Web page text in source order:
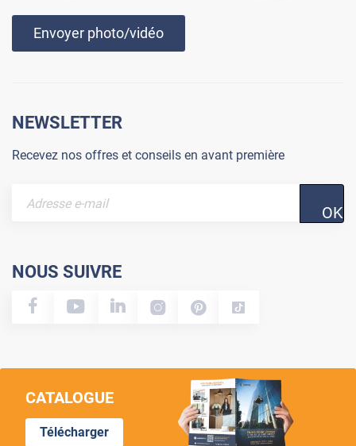
Envoyer photo/vidéo
NEWSLETTER
Recevez nos offres et conseils en avant première
OK
NOUS SUIVRE
CATALOGUE
Télécharger